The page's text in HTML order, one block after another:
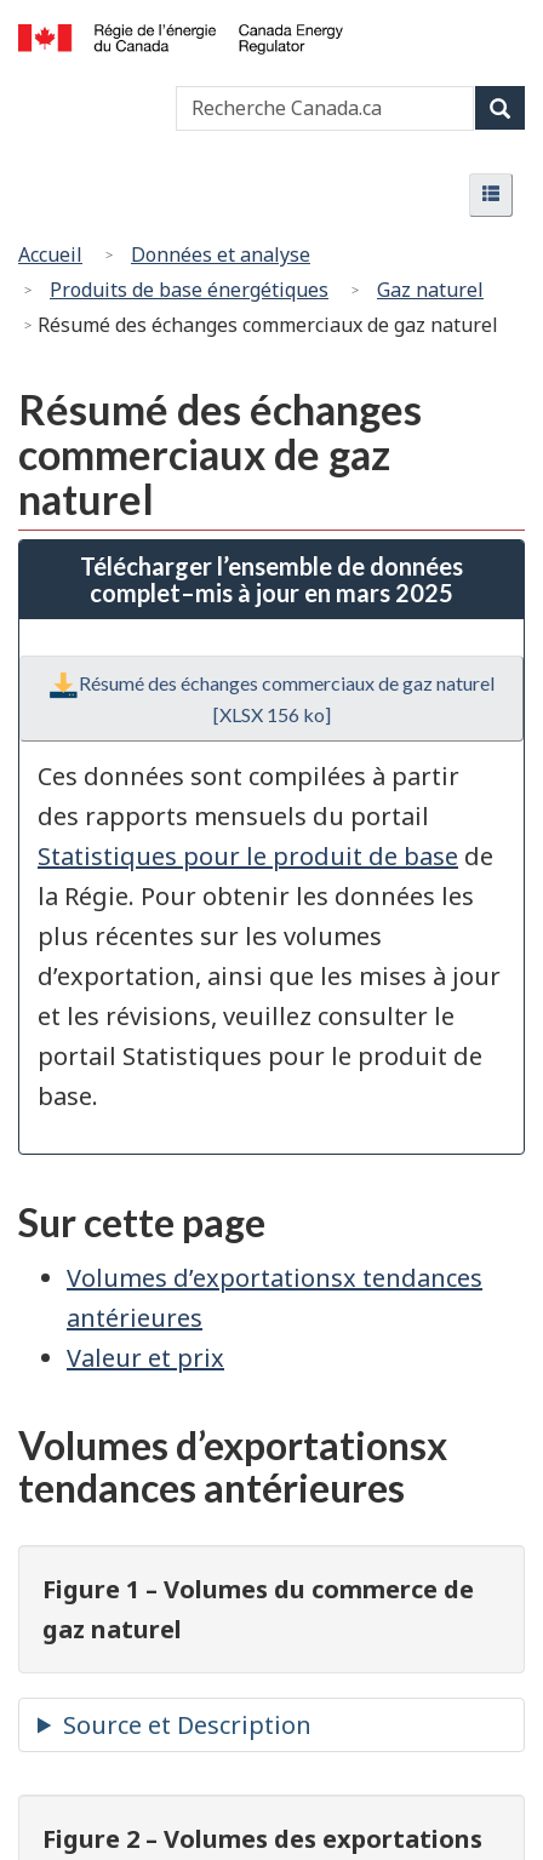
Passer
au
contenu
principal
Version
HTML
simplifiée
l’énergie
du
Canada
Vous
êtes
ici
Accueil
Données et analyse
Produits de base énergétiques
Gaz naturel
Résumé des échanges commerciaux de gaz naturel
Résumé des échanges
commerciaux de gaz
naturel
Télécharger l’ensemble de données
complet–mis à jour en mars 2025
Résumé des échanges commerciaux de gaz naturel
[XLSX 156 ko]
Ces données sont compilées à partir
des rapports mensuels du portail
Statistiques pour le produit de base de
la Régie. Pour obtenir les données les
plus récentes sur les volumes
d’exportation, ainsi que les mises à jour
et les révisions, veuillez consulter le
portail Statistiques pour le produit de
base.
Sur cette page
Volumes d’exportationsx tendances
antérieures
Valeur et prix
Volumes d’exportationsx
tendances antérieures
Figure 1 – Volumes du commerce de
gaz naturel
Figure 2 – Volumes des exportations